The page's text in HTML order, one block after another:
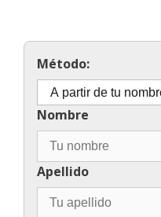
Método:
Nombre
Apellido